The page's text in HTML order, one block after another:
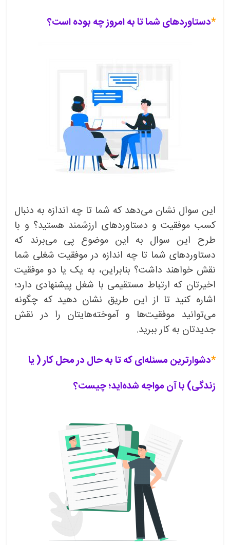
*دستاوردهای شما تا به امروز چه بوده است؟
این سوال نشان می‌دهد که شما تا چه اندازه به دنبال
کسب موفقیت و دستاوردهای ارزشمند هستید؟ و با
طرح این سوال به این موضوع پی می‌برند که
دستاوردهای شما تا چه اندازه در موفقیت شغلی شما
نقش خواهند داشت؟ بنابراین، به یک یا دو موفقیت
اخیرتان که ارتباط مستقیمی با شغل پیشنهادی دارد؛
اشاره کنید تا از این طریق نشان دهید که چگونه
می‌توانید موفقیت‌ها و آموخته‌هایتان را در نقش
جدیدتان به کار ببرید.
*دشوارترین مسئله‌ای که تا به حال در محل کار ( یا
زندگی) با آن مواجه شده‌اید؛ چیست؟